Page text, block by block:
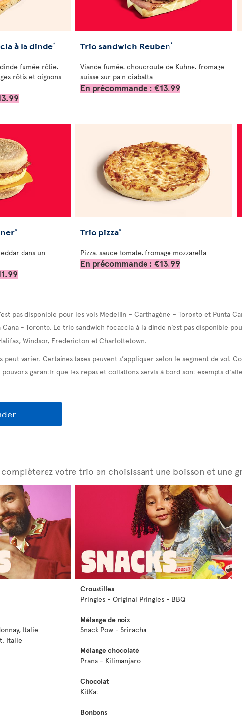
à la dinde*
fumée rôtie,
rôtis et oignons
Trio sandwich Reuben*
Viande fumée, choucroute de Kuhne, fromage
suisse sur pain ciabatta
En précommande : €13.99
*
dans un
Trio pizza*
Pizza, sauce tomate, fromage mozzarella
En précommande : €13.99
pas disponible pour les vols Medellín – Carthagène – Toronto et Punta
- Toronto. Le trio sandwich focaccia à la dinde n’est pas disponible
Windsor, Fredericton et Charlottetown.
peut varier. Certaines taxes peuvent s’appliquer selon le segment de vol.
garantir que les repas et collations servis à bord sont exempts
votre trio en choisissant une boisson et une
Italie
Italie
Croustilles
Pringles - Original Pringles - BBQ
Mélange de noix
Snack Pow - Sriracha
Mélange chocolaté
Prana - Kilimanjaro
Chocolat
KitKat
Bonbons